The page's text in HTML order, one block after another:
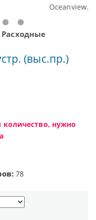
Расходные
(выс.пр.)
нужно
78